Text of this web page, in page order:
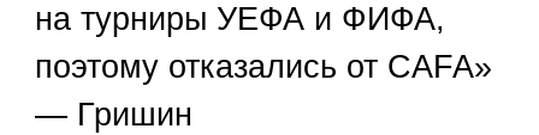
на турниры УЕФА и ФИФА,
поэтому отказались от CAFA»
— Гришин